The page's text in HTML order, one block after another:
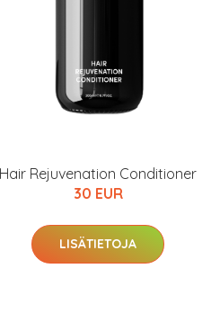
Hair Rejuvenation Conditioner
30 EUR
LISÄTIETOJA